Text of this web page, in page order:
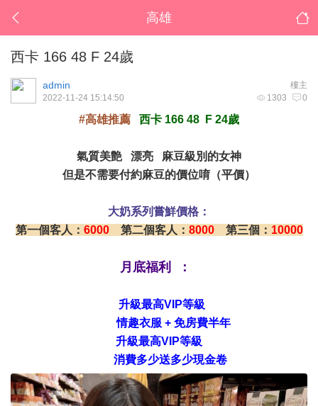
高雄
西卡 166 48 F 24歲
樓主
admin
1303 0
2022-11-24 15:14:50
#高雄推薦 西卡 166 48 F 24歲
氣質美艶 漂亮 麻豆級別的女神
但是不需要付約麻豆的價位唷（平價）
大奶系列嘗鮮價格：
第一個客人： 6000 第二個客人： 8000 第三個： 10000
月底福利 ：
升級最高VIP等級
情趣衣服 + 免房費半年
升級最高VIP等級
消費多少送多少現金卷